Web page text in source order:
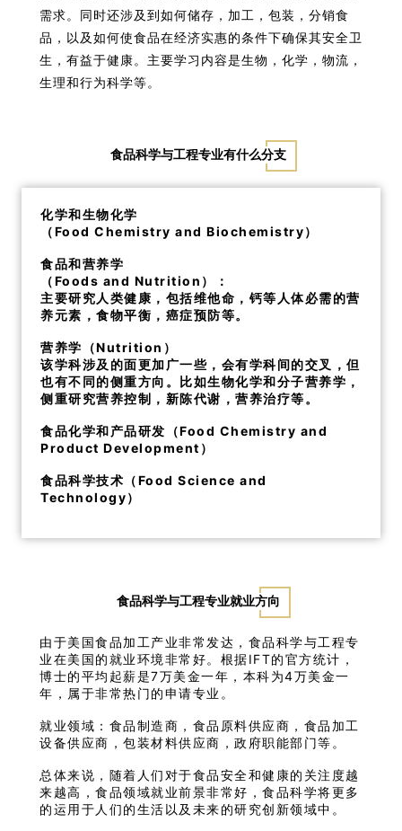
需求。同时还涉及到如何储存，加工，包装，分销食
品，以及如何使食品在经济实惠的条件下确保其安全卫
生，有益于健康。主要学习内容是生物，化学，物流，
生理和行为科学等。
食品科学与工程专业有什么分支
化学和生物化学
（Food Chemistry and Biochemistry）
食品和营养学
（Foods and Nutrition）：
主要研究人类健康，包括维他命，钙等人体必需的营
养元素，食物平衡，癌症预防等。
营养学（Nutrition）
该学科涉及的面更加广一些，会有学科间的交叉，但
也有不同的侧重方向。比如生物化学和分子营养学，
侧重研究营养控制，新陈代谢，营养治疗等。
食品化学和产品研发（Food Chemistry and
Product Development）
食品科学技术（Food Science and
Technology）
食品科学与工程专业就业方向
由于美国食品加工产业非常发达，食品科学与工程专
业在美国的就业环境非常好。根据IFT的官方统计，
博士的平均起薪是7万美金一年，本科为4万美金一
年，属于非常热门的申请专业。
就业领域：食品制造商，食品原料供应商，食品加工
设备供应商，包装材料供应商，政府职能部门等。
总体来说，随着人们对于食品安全和健康的关注度越
来越高，食品领域就业前景非常好，食品科学将更多
的运用于人们的生活以及未来的研究创新领域中。